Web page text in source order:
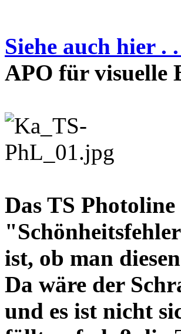
Siehe auch hier .
APO für visuelle
Das TS
ist, ob man
Da wäre der
und es ist nicht